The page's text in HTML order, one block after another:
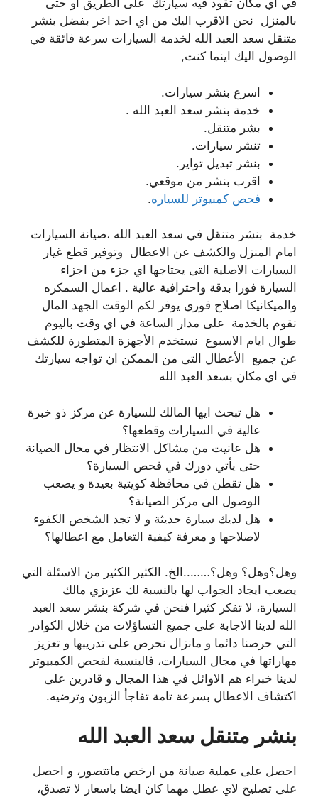
في اي مكان تقود فيه سيارتك على الطريق او حتى
بالمنزل نحن الاقرب اليك من اي احد اخر بفضل بنشر
متنقل سعد العبد الله لخدمة السيارات سرعة فائقة في
الوصول اليك اينما كنت,
اسرع بنشر سيارات.
خدمة بنشر سعد العبد الله .
بشر متنقل.
تنشر سيارات.
بنشر تبديل تواير.
اقرب بنشر من موقعي.
فحص كمبيوتر للسياره.
خدمة بنشر متنقل في سعد العبد الله ،صيانة السيارات
امام المنزل والكشف عن الاعطال وتوفير قطع غيار
السيارات الاصلية التى يحتاجها اي جزء من اجزاء
السيارة فورا بدقة واحترافية عالية . اعمال السمكره
والميكانيكا اصلاح فوري يوفر لكم الوقت الجهد المال
نقوم بالخدمة على مدار الساعة في اي وقت باليوم
طوال ايام الاسبوع نستخدم الأجهزة المتطورة للكشف
عن جميع الأعطال التى من الممكن ان تواجه سيارتك
في اي مكان بسعد العبد الله
هل تبحث ايها المالك للسيارة عن مركز ذو خبرة
عالية في السيارات وقطعها؟
هل عانيت من مشاكل الانتظار في محال الصيانة
حتى يأتي دورك في فحص السيارة؟
هل تقطن في محافظة كويتية بعيدة و يصعب
الوصول الى مركز الصيانة؟
هل لديك سيارة حديثة و لا تجد الشخص الكفوء
لاصلاحها و معرفة كيفية التعامل مع اعطالها؟
وهل؟وهل؟ وهل؟……..الخ. الكثير الكثير من الاسئلة التي
يصعب ايجاد الجواب لها بالنسبة لك عزيزي مالك
السيارة، لا تفكر كثيرا فنحن في شركة بنشر سعد العبد
الله لدينا الاجابة على جميع التساؤلات من خلال الكوادر
التي حرصنا دائما و مانزال نحرص على تدريبها و تعزيز
مهاراتها في مجال السيارات، فالبنسبة لفحص الكمبيوتر
لدينا خبراء هم الاوائل في هذا المجال و قادرين على
اكتشاف الاعطال بسرعة تامة تفاجأ الزبون وترضيه.
بنشر متنقل سعد العبد الله
احصل على عملية صيانة من ارخص ماتتصور، و احصل
على تصليح لاي عطل مهما كان ايضا باسعار لا تصدق،